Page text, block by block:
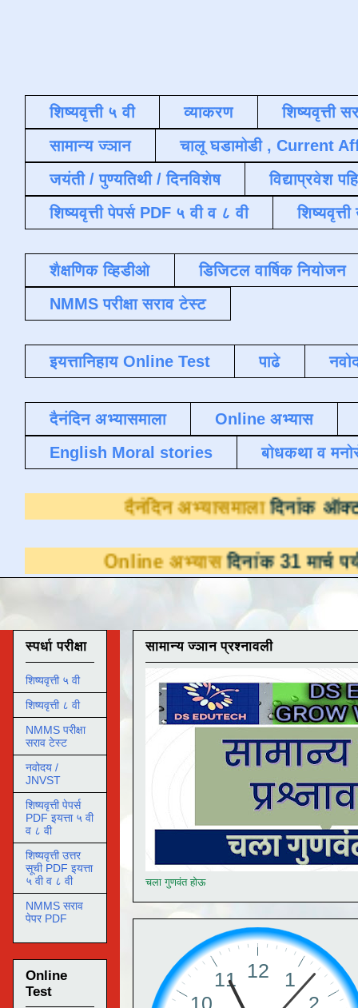
शिष्यवृत्ती ५ वी व्याकरण
शिष्यवृत्ती
सामान्य ज्ञान
चालू घडामोडी , Current
जयंती / पुण्यतिथी / दिनविशेष
विद्याप्रवेश
शिष्यवृत्ती पेपर्स PDF ५ वी व ८ वी
शैक्षणिक व्हिडीओ
डिजिटल वार्षिक नियोजन
NMMS परीक्षा सराव टेस्ट
इयत्तानिहाय Online Test पाढे
दैनंदिन अभ्यासमाला
Online अभ्यास
English Moral stories
बोधकथा व
दैनंदिन
अभ्यासदिनांक 31 मार्च पर्यंत
सामान्य ज्ञान प्रश्नावली
चला गुणवंत होऊ
स्पर्धा परीक्षा
शिष्यवृत्ती ५ वी
शिष्यवृत्ती ८ वी
NMMS परीक्षा
सराव टेस्ट
नवोदय /
JNVST
शिष्यवृत्ती पेपर्स
PDF इयत्ता ५ वी
व ८ वी
शिष्यवृत्ती उत्तर
सूची PDF इयत्ता
५ वी व ८ वी
NMMS सराव
पेपर PDF
Online
Test